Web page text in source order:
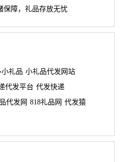
保障，礼品存放无忧
礼品 小礼品代发网站
代发平台 代发快递
代发网 818礼品网 代发猿